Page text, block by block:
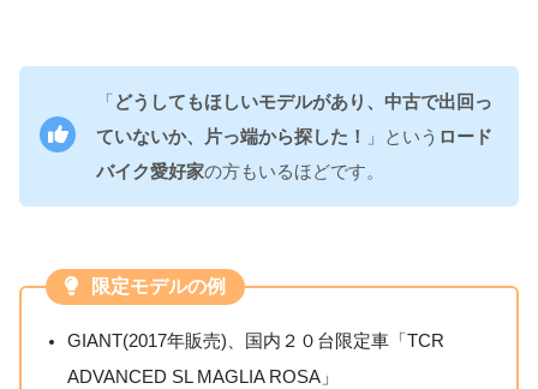
「どうしてもほしいモデルがあり、中古で出回っ
ていないか、片っ端から探した！
」という ロード
バイク愛好家の方もいるほどです。
限定モデルの例
GIANT(2017年販売)、国内２０台限定車「TCR
ADVANCED SL MAGLIA ROSA」